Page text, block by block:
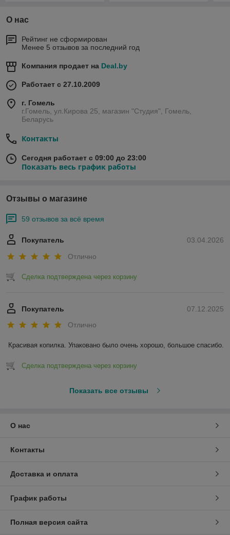
О нас
Рейтинг не сформирован
Менее 5 отзывов за последний год
Компания продает на Deal.by
Работает с 27.10.2009
г. Гомель
г.Гомель, ул.Кирова 25, магазин "Студия", Гомель,
Беларусь
Контакты
Сегодня работает с 09:00 до 23:00
Показать весь график работы
Отзывы о магазине
59 отзывов за всё время
03.04.2026
Покупатель
Отлично
Сделка подтверждена через корзину
07.12.2025
Покупатель
Отлично
Красивая копилка. Упаковано было очень хорошо, большое спасибо.
Сделка подтверждена через корзину
Показать все отзывы
О нас
Контакты
Доставка и оплата
График работы
Полная версия сайта